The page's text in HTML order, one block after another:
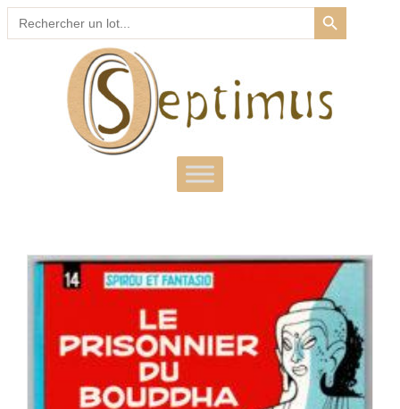
Search
for:
SEARCH BUTTON